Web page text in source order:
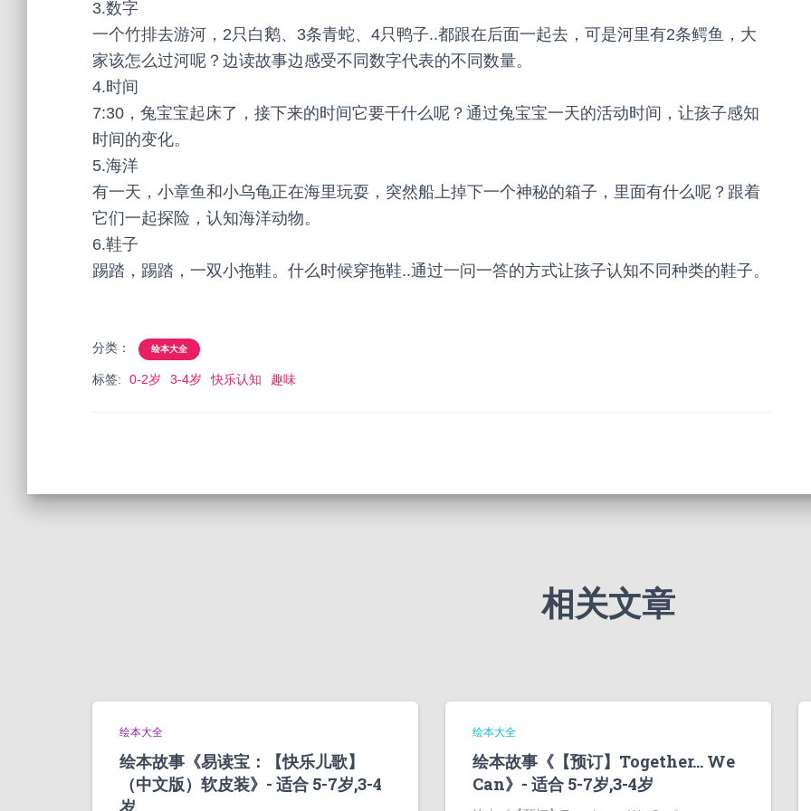
3.数字
一个竹排去游河，2只白鹅、3条青蛇、4只鸭子..都跟在后面一起去，可是河里有2条鳄鱼，大
家该怎么过河呢？边读故事边感受不同数字代表的不同数量。
4.时间
7:30，兔宝宝起床了，接下来的时间它要干什么呢？通过兔宝宝一天的活动时间，让孩子感知
时间的变化。
5.海洋
有一天，小章鱼和小乌龟正在海里玩耍，突然船上掉下一个神秘的箱子，里面有什么呢？跟着
它们一起探险，认知海洋动物。
6.鞋子
踢踏，踢踏，一双小拖鞋。什么时候穿拖鞋..通过一问一答的方式让孩子认知不同种类的鞋子。
分类： 绘本大全
标签: 0-2岁 3-4岁 快乐认知 趣味
相关文章
绘本大全
绘本故事《易读宝：【快乐儿歌】
（中文版）软皮装》- 适合 5-7岁,3-4
岁
绘本大全
绘本故事《【预订】Together… We
Can》- 适合 5-7岁,3-4岁